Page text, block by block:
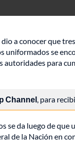
a conocer que
se
autoridades para
Channel, para
se da luego de
de la Nación en